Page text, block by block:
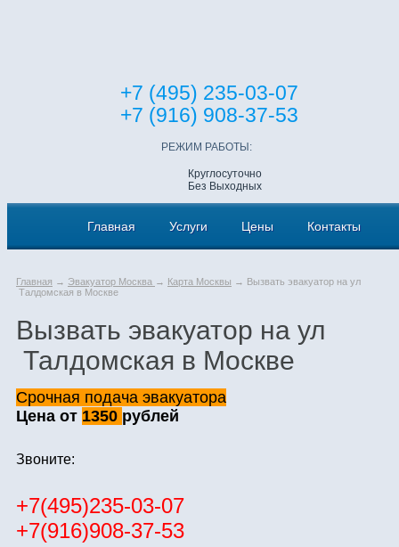
+7 (495) 235-03-07
+7 (916) 908-37-53
РЕЖИМ РАБОТЫ:
Круглосуточно
Без Выходных
Главная Услуги Цены Контакты
Главная → Эвакуатор Москва → Карта Москвы → Вызвать эвакуатор на ул
Талдомская в Москве
Вызвать эвакуатор на ул
Талдомская в Москве
Срочная подача эвакуатора
Цена от 1350 рублей
Звоните:
+7(495)235-03-07
+7(916)908-37-53